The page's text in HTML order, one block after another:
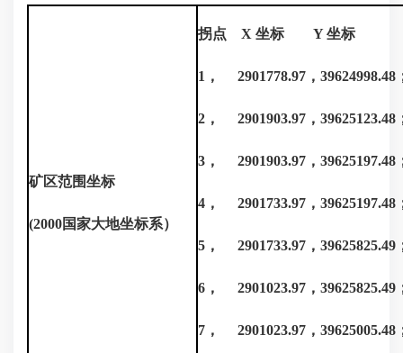
矿区范围坐标
(2000国家大地坐标系）
拐点 X 坐标 Y 坐标
1， 2901778.97，39624998.48
2， 2901903.97，39625123.48
3， 2901903.97，
4， 2901733.97，
5， 2901733.97，
6， 2901023.97，39625825.49
7， 2901023.97，39625005.48